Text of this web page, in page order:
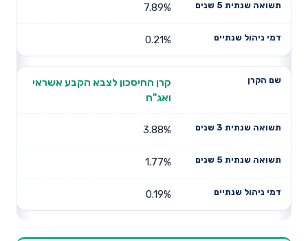
7.89%
0.21%
קרן החיסכון לצבא הקבע אשראי
ואג"ח
3.88%
1.77%
0.19%